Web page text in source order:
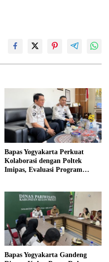
Bapas Yogyakarta Perkuat
Kolaborasi dengan Poltek
Imipas, Evaluasi Program
Bapas Yogyakarta Gandeng